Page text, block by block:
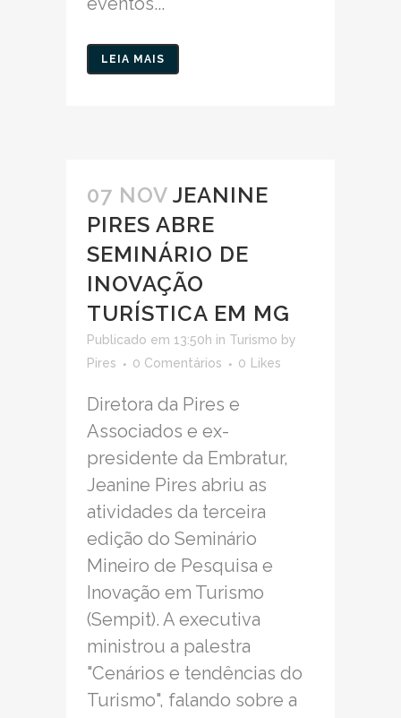
LEIA MAIS
07 NOV JEANINE
PIRES ABRE
SEMINÁRIO DE
INOVAÇÃO
TURÍSTICA EM MG
Publicado em 13:50h in Turismo by
Pires
0 Comentários 0 Likes
Diretora da Pires e
Associados e ex-
presidente da Embratur,
Jeanine Pires abriu as
atividades da terceira
edição do Seminário
Mineiro de Pesquisa e
Inovação em Turismo
(Sempit). A executiva
ministrou a palestra
"Cenários e tendências do
Turismo", falando sobre a